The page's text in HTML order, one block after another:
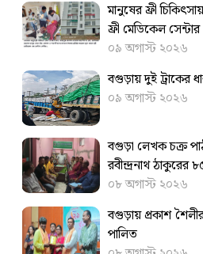
মানুষের ফ্রী
ফ্রী মেডিকেল
০৯ অগাস্ট ২০২৬
বগুড়ায় দুই ট্রাকের
০৯ অগাস্ট ২০২৬
বগুড়া লেখক চক্র
রবীন্দ্রনাথ ঠাকুরের
০৮ অগাস্ট ২০২৬
বগুড়ায় প্রকাশ
পা‌লিত